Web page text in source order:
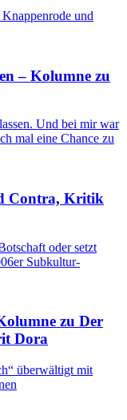
und
– Kolumne zu
Und bei mir war
mal eine Chance zu
Contra, Kritik
oder setzt
Subkultur-
zu Der
Dora
überwältigt mit